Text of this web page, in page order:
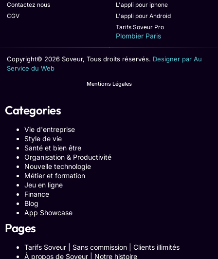
Contactez nous
CGV
L'appli pour iphone
L'appli pour Android
Tarifs Soveur Pro
Plombier Paris
Copyright© 2026 Soveur, Tous droits réservés. Designer par Au
Service du Web
Mentions Légales
Categories
Vie d'entreprise
Style de vie
Santé et bien être
Organisation & Productivité
Nouvelle technologie
Métier et formation
Jeu en ligne
Finance
Blog
App Showcase
Pages
Tarifs Soveur | Sans commission | Clients illimités
À propos de Soveur | Notre histoire